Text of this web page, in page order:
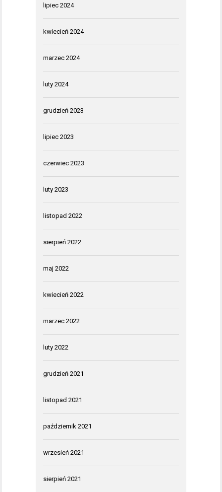
lipiec 2024
kwiecień 2024
marzec 2024
luty 2024
grudzień 2023
lipiec 2023
czerwiec 2023
luty 2023
listopad 2022
sierpień 2022
maj 2022
kwiecień 2022
marzec 2022
luty 2022
grudzień 2021
listopad 2021
październik 2021
wrzesień 2021
sierpień 2021